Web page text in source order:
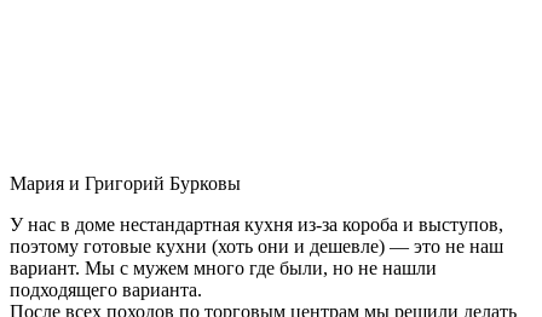
Мария и Григорий Бурковы
У нас в доме нестандартная кухня из-за короба и выступов,
поэтому готовые кухни (хоть они и дешевле) — это не наш
вариант. Мы с мужем много где были, но не нашли
подходящего варианта.
После всех походов по торговым центрам мы решили делать